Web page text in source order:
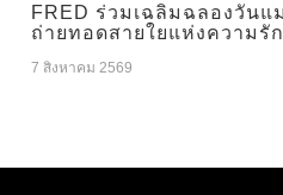
FRED ร่วมเฉลิมฉลองวันแ
ถ่ายทอดสายใยแห่งความรั
7 สิงหาคม 2569